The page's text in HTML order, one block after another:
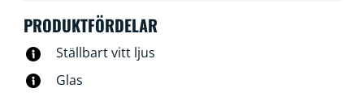
PRODUKTFÖRDELAR
Ställbart vitt ljus
Glas